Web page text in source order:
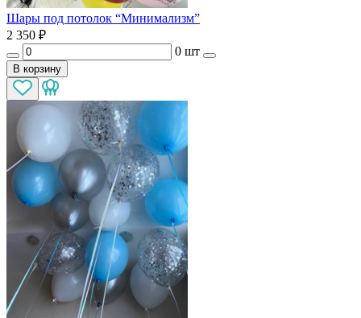
Шары под потолок “Минимализм”
2 350 ₽
0 шт
В корзину